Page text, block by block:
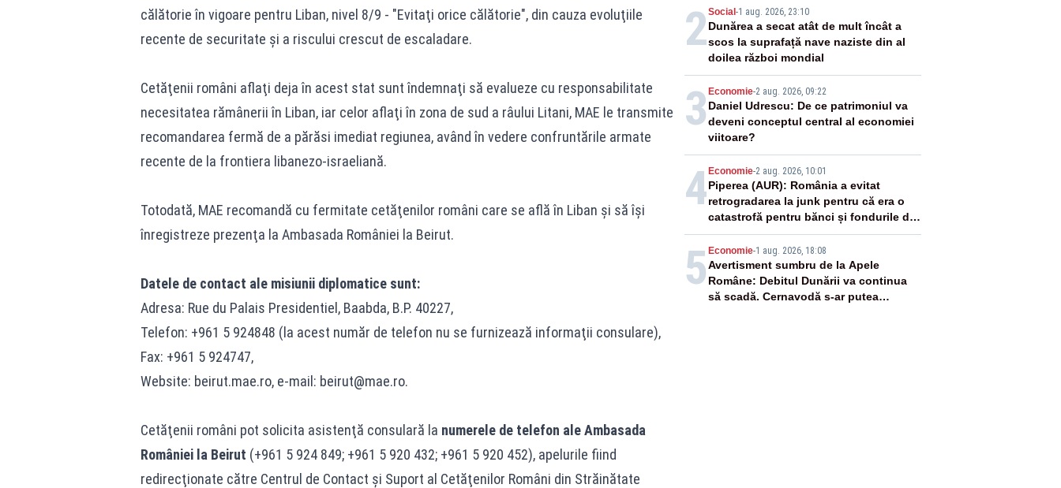
călătorie în vigoare pentru Liban, nivel 8/9 - "Evitaţi orice călătorie", din cauza evoluţiile
recente de securitate şi a riscului crescut de escaladare.
Cetăţenii români aflaţi deja în acest stat sunt îndemnaţi să evalueze cu responsabilitate
necesitatea rămânerii în Liban, iar celor aflaţi în zona de sud a râului Litani, MAE le transmite
recomandarea fermă de a părăsi imediat regiunea, având în vedere confruntările armate
recente de la frontiera libanezo-israeliană.
Totodată, MAE recomandă cu fermitate cetăţenilor români care se află în Liban şi să îşi
înregistreze prezenţa la Ambasada României la Beirut.
Datele de contact ale misiunii diplomatice sunt:
Adresa: Rue du Palais Presidentiel, Baabda, B.P. 40227,
Telefon: +961 5 924848 (la acest număr de telefon nu se furnizează informaţii consulare),
Fax: +961 5 924747,
Website: beirut.mae.ro, e-mail: beirut@mae.ro.
Cetăţenii români pot solicita asistenţă consulară la numerele de telefon ale Ambasada
României la Beirut (+961 5 924 849; +961 5 920 432; +961 5 920 452), apelurile fiind
redirecţionate către Centrul de Contact şi Suport al Cetăţenilor Români din Străinătate
2Social -1 aug. 2026, 23:10
Dunărea a secat atât de mult încât a
scos la suprafață nave naziste din al
doilea război mondial
3 Economie-2 aug. 2026, 09:22
Daniel Udrescu: De ce patrimoniul va
deveni conceptul central al economiei
viitoare?
4 Economie-2 aug. 2026, 10:01
Piperea (AUR): România a evitat
retrogradarea la junk pentru că era o
catastrofă pentru bănci și fondurile de
pensii
5 Economie-1 aug. 2026, 18:08
Avertisment sumbru de la Apele
Române: Debitul Dunării va continua
să scadă. Cernavodă s-ar putea